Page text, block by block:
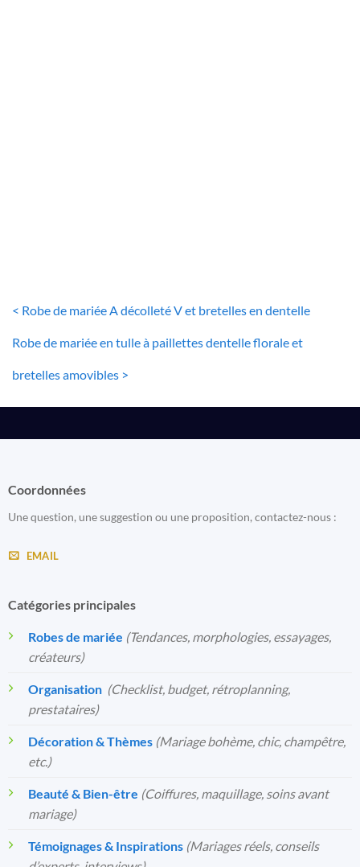
< Robe de mariée A décolleté V et bretelles en dentelle
Robe de mariée en tulle à paillettes dentelle florale et
bretelles amovibles >
Coordonnées
Une question, une suggestion ou une proposition, contactez-nous :
EMAIL
Catégories principales
Robes de mariée (Tendances, morphologies, essayages,
créateurs)
Organisation️ (Checklist, budget, rétroplanning,
prestataires)
Décoration & Thèmes (Mariage bohème, chic, champêtre,
etc.)
Beauté & Bien-être (Coiffures, maquillage, soins avant
mariage)
Témoignages & Inspirations (Mariages réels, conseils